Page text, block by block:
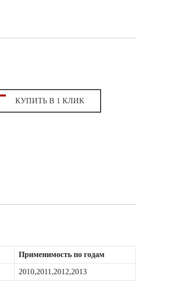
КУПИТЬ В 1 КЛИК
Применимость по годам
2010,2011,2012,2013